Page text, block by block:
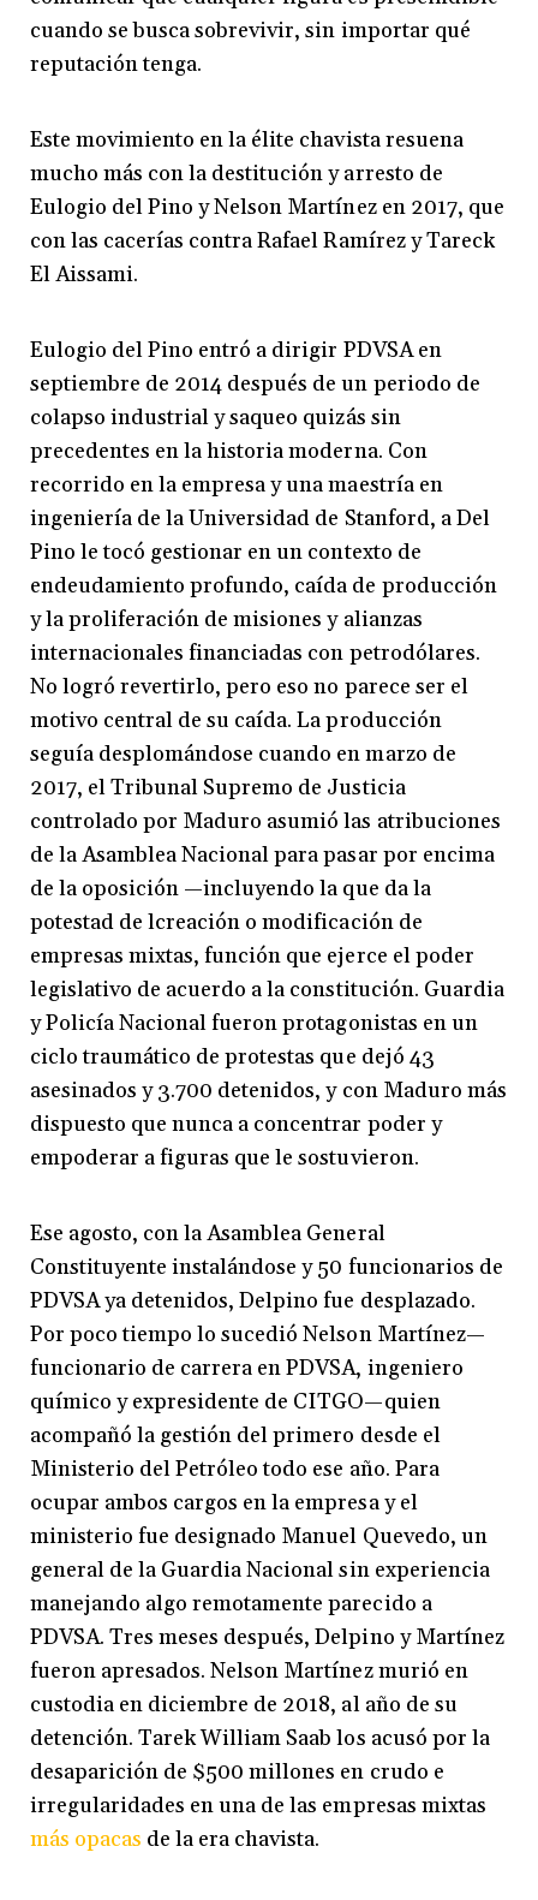
cuando se busca sobrevivir, sin importar qué
reputación tenga.
Este movimiento en la élite chavista resuena
mucho más con la destitución y arresto de
Eulogio del Pino y Nelson Martínez en 2017, que
con las cacerías contra Rafael Ramírez y Tareck
El Aissami.
Eulogio del Pino entró a dirigir PDVSA en
septiembre de 2014 después de un periodo de
colapso industrial y saqueo quizás sin
precedentes en la historia moderna. Con
recorrido en la empresa y una maestría en
ingeniería de la Universidad de Stanford, a Del
Pino le tocó gestionar en un contexto de
endeudamiento profundo, caída de producción
y la proliferación de misiones y alianzas
internacionales financiadas con petrodólares.
No logró revertirlo, pero eso no parece ser el
motivo central de su caída. La producción
seguía desplomándose cuando en marzo de
2017, el Tribunal Supremo de Justicia
controlado por Maduro asumió las atribuciones
de la Asamblea Nacional para pasar por encima
de la oposición —incluyendo la que da la
potestad de lcreación o modificación de
empresas mixtas, función que ejerce el poder
legislativo de acuerdo a la constitución. Guardia
y Policía Nacional fueron protagonistas en un
ciclo traumático de protestas que dejó 43
asesinados y 3.700 detenidos, y con Maduro más
dispuesto que nunca a concentrar poder y
empoderar a figuras que le sostuvieron.
Ese agosto, con la Asamblea General
Constituyente instalándose y 50 funcionarios de
PDVSA ya detenidos, Delpino fue desplazado.
Por poco tiempo lo sucedió Nelson Martínez—
funcionario de carrera en PDVSA, ingeniero
químico y expresidente de CITGO—quien
acompañó la gestión del primero desde el
Ministerio del Petróleo todo ese año. Para
ocupar ambos cargos en la empresa y el
ministerio fue designado Manuel Quevedo, un
general de la Guardia Nacional sin experiencia
manejando algo remotamente parecido a
PDVSA. Tres meses después, Delpino y Martínez
fueron apresados. Nelson Martínez murió en
custodia en diciembre de 2018, al año de su
detención. Tarek William Saab los acusó por la
desaparición de $500 millones en crudo e
irregularidades en una de las empresas mixtas
más opacas de la era chavista.